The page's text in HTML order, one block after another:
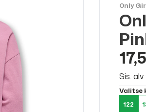
Only
Sis.
Valitse
122